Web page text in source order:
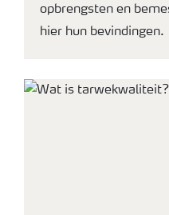
opbrengsten en
hier hun bevindingen.